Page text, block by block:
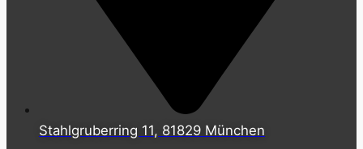
Stahlgruberring 11, 81829 München